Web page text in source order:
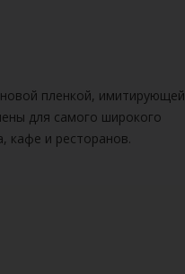
пленкой, имитирующей
для самого широкого
кафе и ресторанов.